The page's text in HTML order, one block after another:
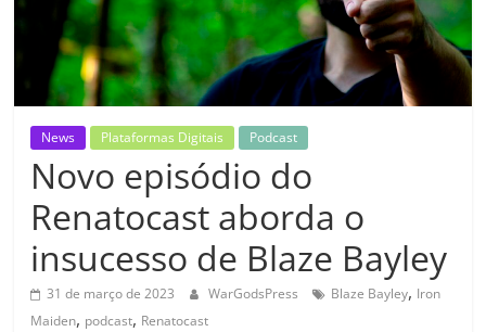
News Plataformas Digitais Podcast
Novo episódio do
Renatocast aborda o
insucesso de Blaze Bayley
31 de março de 2023 WarGodsPress Blaze Bayley, Iron
Maiden, podcast, Renatocast